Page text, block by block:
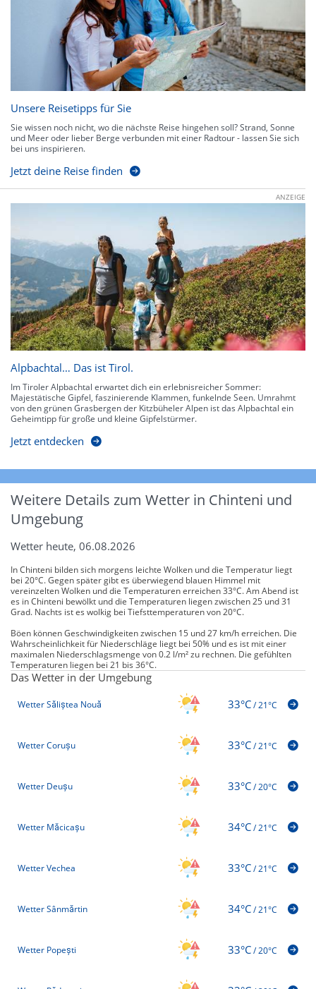
Unsere Reisetipps für Sie
Sie wissen noch nicht, wo die nächste Reise hingehen soll? Strand, Sonne
und Meer oder lieber Berge verbunden mit einer Radtour - lassen Sie sich
bei uns inspirieren.
Jetzt deine Reise finden
ANZEIGE
Alpbachtal… Das ist Tirol.
Im Tiroler Alpbachtal erwartet dich ein erlebnisreicher Sommer:
Majestätische Gipfel, faszinierende Klammen, funkelnde Seen. Umrahmt
von den grünen Grasbergen der Kitzbüheler Alpen ist das Alpbachtal ein
Geheimtipp für große und kleine Gipfelstürmer.
Jetzt entdecken
Weitere Details zum Wetter in Chinteni und
Umgebung
Wetter heute, 06.08.2026
In Chinteni bilden sich morgens leichte Wolken und die Temperatur liegt
bei 20°C. Gegen später gibt es überwiegend blauen Himmel mit
vereinzelten Wolken und die Temperaturen erreichen 33°C. Am Abend ist
es in Chinteni bewölkt und die Temperaturen liegen zwischen 25 und 31
Grad. Nachts ist es wolkig bei Tiefsttemperaturen von 20°C.
Böen können Geschwindigkeiten zwischen 15 und 27 km/h erreichen. Die
Wahrscheinlichkeit für Niederschläge liegt bei 50% und es ist mit einer
maximalen Niederschlagsmenge von 0.2 l/m² zu rechnen. Die gefühlten
Temperaturen liegen bei 21 bis 36°C.
Das Wetter in der Umgebung
Wetter Săliștea Nouă 33°C/21°C
Wetter Corușu 33°C/21°C
Wetter Deușu 33°C/20°C
Wetter Măcicașu 34°C/21°C
Wetter Vechea 33°C/21°C
Wetter Sânmărtin 34°C/21°C
Wetter Popești 33°C/20°C